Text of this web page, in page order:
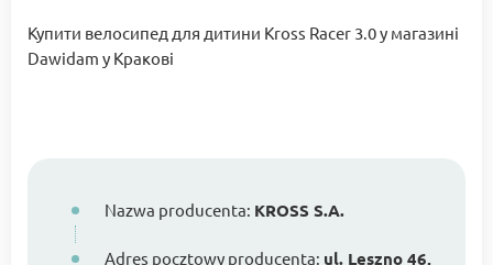
Купити велосипед для дитини Kross Racer 3.0 у магазині
Dawidam у Кракові
Nazwa producenta: KROSS S.A.
Adres pocztowy producenta: ul. Leszno 46,